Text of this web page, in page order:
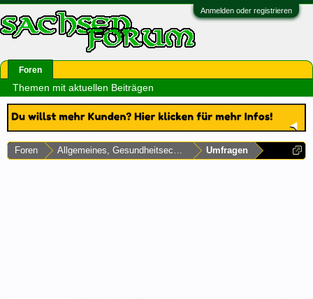
Anmelden oder registrieren
Foren Allgemeines, Gesundheitsecke & Umfragen
Umfragen
Foren
Themen mit aktuellen Beiträgen